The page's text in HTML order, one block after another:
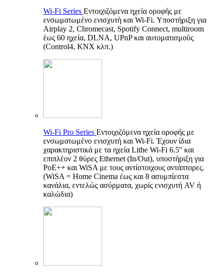
Wi-Fi Series Εντοιχιζόμενα ηχεία οροφής με
ενσωματωμένο ενισχυτή και Wi-Fi. Υποστήριξη για
Airplay 2, Chromecast, Spotify Connect, multiroom
έως 60 ηχεία, DLNA, UPnP και αυτοματισμούς
(Control4, KNX κλπ.)
Wi-Fi Pro Series Εντοιχιζόμενα ηχεία οροφής με
ενσωματωμένο ενισχυτή και Wi-Fi. Έχουν ίδια
χαρακτηριστικά με τα ηχεία Lithe Wi-Fi 6.5'' και
επιπλέον 2 θύρες Ethernet (In/Out), υποστήριξη για
PoE++ και WiSA με τους αντίστοιχους αντάπτορες.
(WiSA = Home Cinema έως και 8 ασυμπίεστα
κανάλια, εντελώς ασύρματα, χωρίς ενισχυτή AV ή
καλώδια)